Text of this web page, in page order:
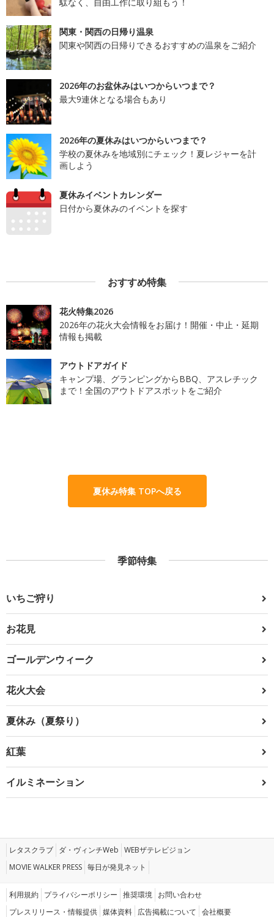
駄なく、自由工作に取り組もう！
関東・関西の日帰り温泉
関東や関西の日帰りできるおすすめの温泉をご紹介
2026年のお盆休みはいつからいつまで？
最大9連休となる場合もあり
2026年の夏休みはいつからいつまで？
学校の夏休みを地域別にチェック！夏レジャーを計
画しよう
夏休みイベントカレンダー
日付から夏休みのイベントを探す
おすすめ特集
花火特集2026
2026年の花火大会情報をお届け！開催・中止・延期
情報も掲載
アウトドアガイド
キャンプ場、グランピングからBBQ、アスレチック
まで！全国のアウトドアスポットをご紹介
夏休み特集 TOPへ戻る
季節特集
いちご狩り
お花見
ゴールデンウィーク
花火大会
夏休み（夏祭り）
紅葉
イルミネーション
レタスクラブ ダ・ヴィンチWeb WEBザテレビジョン
MOVIE WALKER PRESS 毎日が発見ネット
利用規約 プライバシーポリシー 推奨環境 お問い合わせ
プレスリリース・情報提供 媒体資料 広告掲載について 会社概要